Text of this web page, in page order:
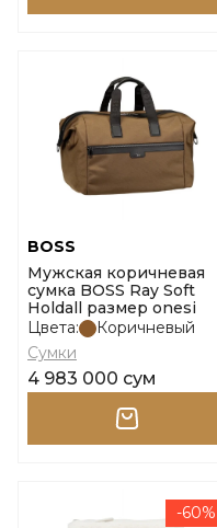
BOSS
Мужская коричневая
сумка BOSS Ray Soft
Holdall размер onesi
Цвета:
Коричневый
Сумки
4 983 000 сум
-60%